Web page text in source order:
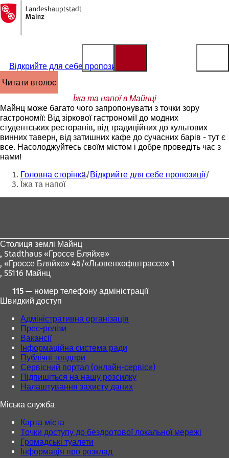
Перейти до змісту
На
головну
сторінку
Відкрийте для себе пропозиції
читати вголос
Їжа та напої в Майнці
Майнц може багато чого запропонувати з точки зору
гастрономії: Від зіркової гастрономії до модних
студентських ресторанів, від традиційних до культових
винних таверн, від затишних кафе до сучасних барів - тут є
все. Насолоджуйтесь своїм містом і добре проведіть час з
нами!
Ти
тут:
Головна сторінка Відкрийте для себе пропозиції
Їжа та напої
Столиця землі Майнц
, Stadthaus «Гроссе Бляйхе»
, «Гроссе Бляйхе» 46/«Льовенхофштрассе» 1
, 55116 Майнц
115 — номер телефону адміністрації
Швидкий доступ
Адміністративна організація
Прес-релізи
Вакансії
Інформаційна система ради
Публічні тендери
Сервісний портал (онлайн-сервіси)
Підпишіться на нашу розсилку
Налаштування захисту даних
Міська служба
Карта міста
Точки доступу до бездротової локальної мережі
Громадські туалети
Інформація про розклад